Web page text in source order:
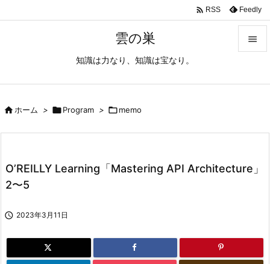
雲の巣
知識は力なり、知識は宝なり。

次へ
 RSS Feedly
ホーム > Program > memo
O’REILLY Learning「Mastering API Architecture」
2〜5
 2023年3月11日